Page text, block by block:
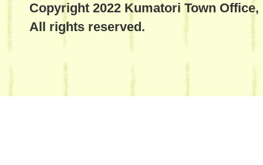
Copyright 2022 Kumatori Town Office,
All rights reserved.